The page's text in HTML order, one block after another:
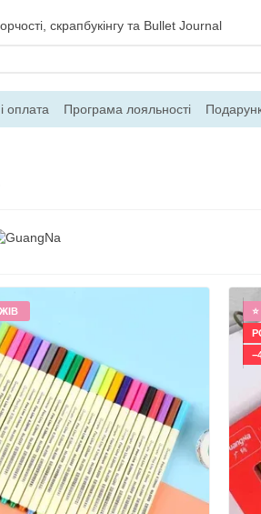
скрапбукінгу та Bullet Journal
оплата Програма лояльності
повернення Блог Контакти Про